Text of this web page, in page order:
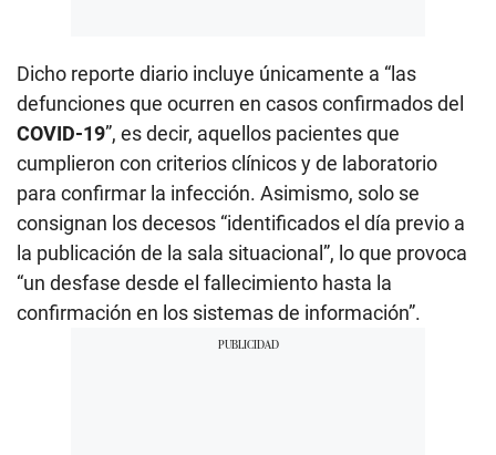
Dicho reporte diario incluye únicamente a “las
defunciones que ocurren en casos confirmados del
COVID-19”, es decir, aquellos pacientes que
cumplieron con criterios clínicos y de laboratorio
para confirmar la infección. Asimismo, solo se
consignan los decesos “identificados el día previo a
la publicación de la sala situacional”, lo que provoca
“un desfase desde el fallecimiento hasta la
confirmación en los sistemas de información”.